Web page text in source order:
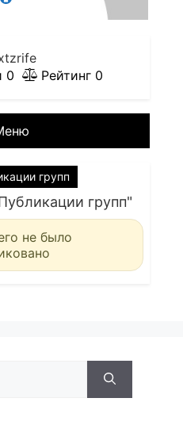
0 Рейтинг 0
групп
групп"
не было